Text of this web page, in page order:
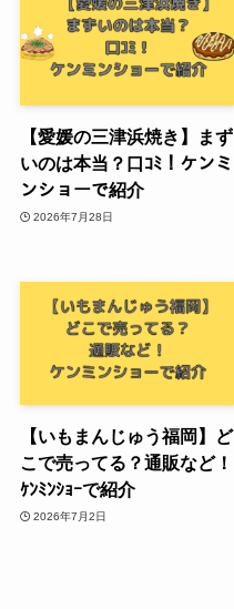
【愛媛の三津浜焼き】まず
いのは本当？口ｺﾐ！ケンミ
ンショーで紹介
2026年7月28日
【いもまんじゅう福岡】ど
こで売ってる？通販など！
ｹﾝﾐﾝｼｮｰで紹介
2026年7月2日